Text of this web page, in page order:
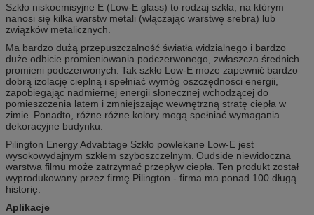
Szkło niskoemisyjne E (Low-E glass) to rodzaj szkła, na którym
nanosi się kilka warstw metali (włączając warstwę srebra) lub
związków metalicznych.
Ma bardzo dużą przepuszczalność światła widzialnego i bardzo
duże odbicie promieniowania podczerwonego, zwłaszcza średnich
promieni podczerwonych. Tak szkło Low-E może zapewnić bardzo
dobrą izolację cieplną i spełniać wymóg oszczędności energii,
zapobiegając nadmiernej energii słonecznej wchodzącej do
pomieszczenia latem i zmniejszając wewnętrzną stratę ciepła w
zimie. Ponadto, różne różne kolory mogą spełniać wymagania
dekoracyjne budynku.
Pilington Energy Advabtage Szkło powlekane Low-E jest
wysokowydajnym szkłem szyboszczelnym. Oudside niewidoczna
warstwa filmu może zatrzymać przepływ ciepła. Ten produkt został
wyprodukowany przez firmę Pilington - firma ma ponad 100 długą
historię.
Aplikacje